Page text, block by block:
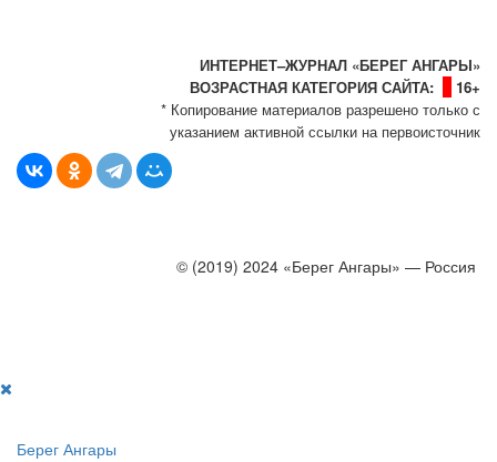
ИНТЕРНЕТ–ЖУРНАЛ «БЕРЕГ АНГАРЫ»
ВОЗРАСТНАЯ КАТЕГОРИЯ САЙТА:
16+
* Копирование материалов разрешено только с
указанием активной ссылки на первоисточник
© (2019) 2024 «Берег Ангары» — Россия
Берег Ангары